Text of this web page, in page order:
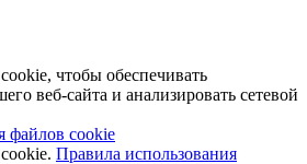
чтобы обеспечивать
веб-сайта и анализировать сетевой
файлов cookie
Правила использования